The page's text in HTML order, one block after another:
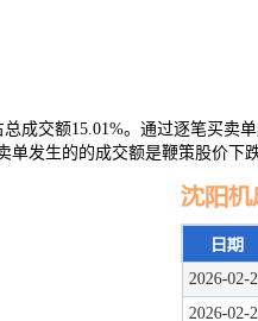
交额15.01%。通过逐笔买卖
单发生的的成交额是鞭策股价下